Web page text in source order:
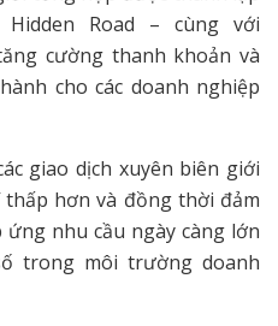
Road – cùng với
cường thanh khoản và
cho các doanh nghiệp
giao dịch xuyên biên giới
hơn và đồng thời đảm
nhu cầu ngày càng lớn
trong môi trường doanh